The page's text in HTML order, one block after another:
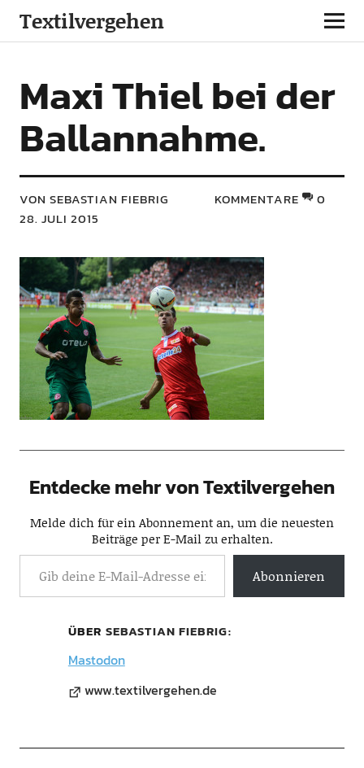
Textilvergehen
Maxi Thiel bei der
Ballannahme.
VON SEBASTIAN FIEBRIG
28. JULI 2015
KOMMENTARE 0
Entdecke mehr von Textilvergehen
Melde dich für ein Abonnement an, um die neuesten
Beiträge per E-Mail zu erhalten.
Abonnieren
ÜBER SEBASTIAN FIEBRIG
Mastodon
www.textilvergehen.de